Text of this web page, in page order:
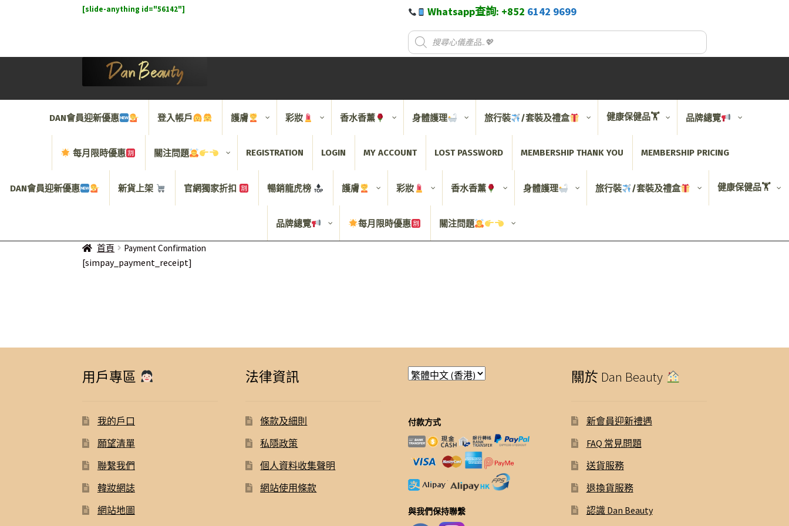
[slide-anything id="56142"] Whatsapp查詢: +852 6142 9699
DAN會員迎新優惠 登入帳戶 護膚 彩妝 香水香薰 身體護理 旅行裝 /套裝及禮盒 健康保健品🏋️ 品牌總覽
每月限時優惠 關注問題 REGISTRATION LOGIN MY ACCOUNT LOST PASSWORD MEMBERSHIP THANK YOU MEMBERSHIP PRICING
DAN會員迎新優惠 新貨上架 官網獨家折扣 暢銷龍虎榜 護膚 彩妝 香水香薰 身體護理 旅行裝 /套裝及禮盒 健康保健品🏋️
品牌總覽 每月限時優惠 關注問題
首頁 Payment Confirmation
[simpay_payment_receipt]
用戶專區
我的戶口
願望清單
聯繫我們
韓妝網誌
網站地圖
法律資訊
條款及細則
私隱政策
個人資料收集聲明
網站使用條款
付款方式
與我們保持聯繫
關於 Dan Beauty
新會員迎新禮遇
FAQ 常見問題
送貨服務
退換貨服務
認識 Dan Beauty